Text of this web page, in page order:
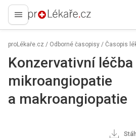
proLékaře.cz
proLékaře.cz / Odborné časopisy / Časopis
Konzervativní
mikroangiopatie
a makroangiopatie